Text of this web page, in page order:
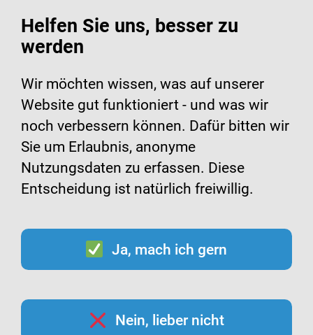
Helfen Sie uns, besser zu
werden
Wir möchten wissen, was auf unserer
Website gut funktioniert - und was wir
noch verbessern können. Dafür bitten wir
Sie um Erlaubnis, anonyme
Nutzungsdaten zu erfassen. Diese
Entscheidung ist natürlich freiwillig.
Ja, mach ich gern
Nein, lieber nicht
Filme zur Impfung
Grippeimpfung
Grippeimpfung sinnvoll ist. Die beiden Videos
richten sich an die Allgemeinbevölkerung und